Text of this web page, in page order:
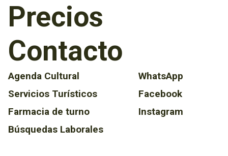
Precios
Contacto
Agenda Cultural
Servicios Turísticos
Farmacia de turno
Búsquedas Laborales
WhatsApp
Facebook
Instagram